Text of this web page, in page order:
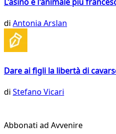
di Antonia Arslan
Dare ai figli la libertà di
di Stefano Vicari
Abbonati ad Avvenire